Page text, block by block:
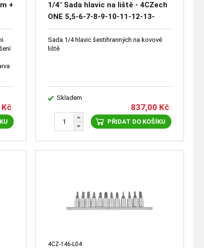
+
Kč
1/4" Sada hlavic na liště - 4CZech
ONE 5,5-6-7-8-9-10-11-12-13-
14mm + kardan + adaptér na bity
1/4"
Sada 1/4 hlavic šestihranných na kovové
liště
Skladem
837,00 Kč
PŘIDAT DO KOŠÍKU
4CZ-146-L04